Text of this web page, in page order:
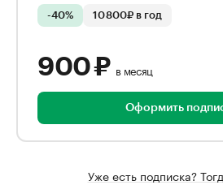
-40% 10 800₽ в год
900 ₽ в месяц
Оформить
Уже есть подписка?